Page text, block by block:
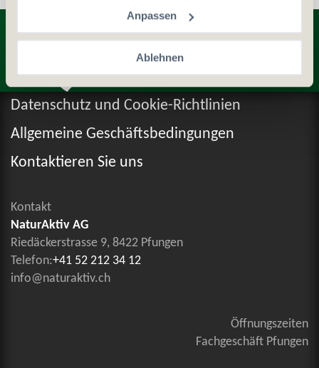
Anpassen
Ablehnen
Entdecken Sie weitere Produkte
Datenschutz und Cookie-Richtlinien
Allgemeine Geschäftsbedingungen
Kontaktieren Sie uns
Kontakt
NaturAktiv AG
Riedäckerstrasse 9, 8422 Pfungen
Telefon:+41 52 212 34 12
info@naturaktiv.ch
Öffnungszeiten
Fachgeschäft Pfungen